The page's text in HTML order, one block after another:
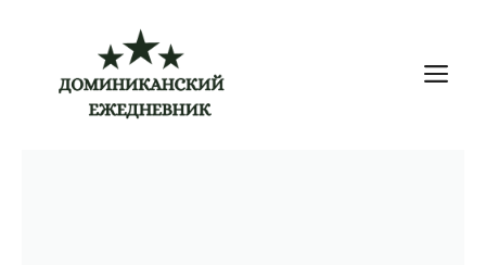
содержимому